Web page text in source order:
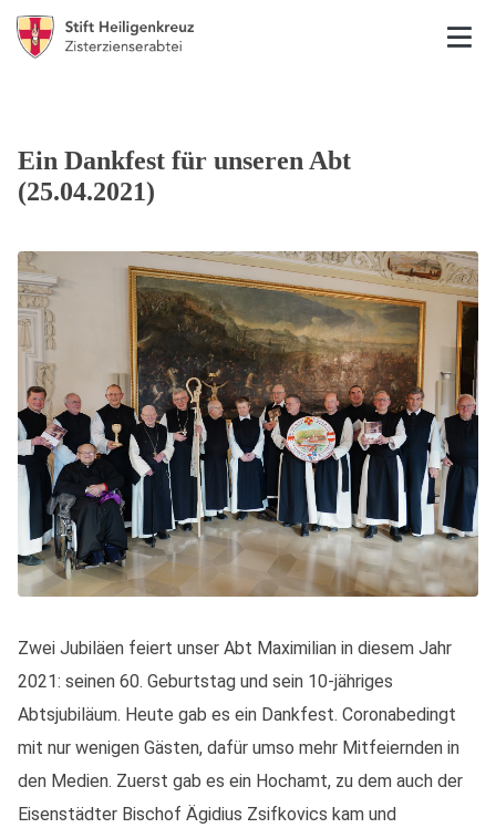
Ein Dankfest für unseren Abt
(25.04.2021)
Zwei Jubiläen feiert unser Abt Maximilian in diesem Jahr
2021: seinen 60. Geburtstag und sein 10-jähriges
Abtsjubiläum. Heute gab es ein Dankfest. Coronabedingt
mit nur wenigen Gästen, dafür umso mehr Mitfeiernden in
den Medien. Zuerst gab es ein Hochamt, zu dem auch der
Eisenstädter Bischof Ägidius Zsifkovics kam und